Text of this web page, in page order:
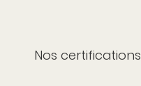
Nos certifications